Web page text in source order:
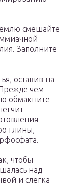
смешайте
Заполните
оставив на
чем
обмакните
глины,
чтобы
над
и слегка